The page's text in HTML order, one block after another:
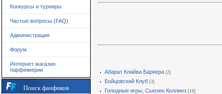
Конкурсы и турниры
Частые вопросы (FAQ)
Администрация
Форум
Интернет магазин
парфюмерии
Поиск фанфиков
Абарат Клайва Баркера [2]
Бойцовский Клуб [3]
Голодные игры, Сьюзен Коллинз [16]